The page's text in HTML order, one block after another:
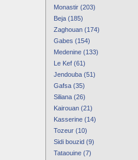
Monastir (203)
Beja (185)
Zaghouan (174)
Gabes (154)
Medenine (133)
Le Kef (61)
Jendouba (51)
Gafsa (35)
Siliana (26)
Kairouan (21)
Kasserine (14)
Tozeur (10)
Sidi bouzid (9)
Tataouine (7)